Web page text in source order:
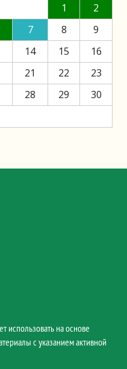
1
2
7 8
9
14 15
16
21 22
23
28 29
30
использовать на основе
с указанием активной